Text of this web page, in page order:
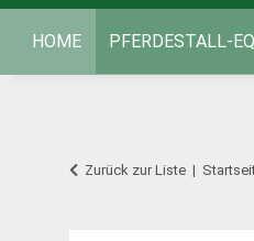
HOME PFERDESTALL-
Zurück zur Liste